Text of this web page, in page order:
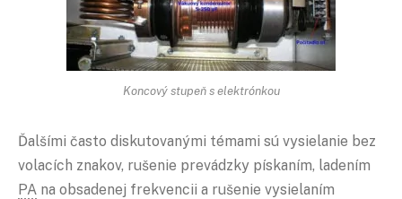
Koncový stupeň s elektrónkou
Ďalšími často diskutovanými témami sú vysielanie bez
volacích znakov, rušenie prevádzky pískaním, ladením
PA na obsadenej frekvencii a rušenie vysielaním